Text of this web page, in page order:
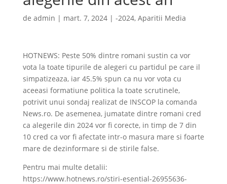
de admin | mart. 7, 2024| -2024, Aparitii Media
HOTNEWS: Peste 50% dintre romani sustin ca vor
vota la toate tipurile de alegeri cu partidul pe care il
simpatizeaza, iar 45.5% spun ca nu vor vota cu
aceeasi formatiune politica la toate scrutinele,
potrivit unui sondaj realizat de INSCOP la comanda
News.ro. De asemenea, jumatate dintre romani cred
ca alegerile din 2024 vor fi corecte, in timp de 7 din
10 cred ca vor fi afectate intr-o masura mare si foarte
mare de dezinformare si de stirile false.
Pentru mai multe detalii:
https://www.hotnews.ro/stiri-esential-26955636-